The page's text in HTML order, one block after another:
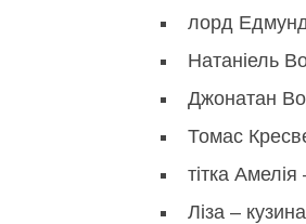
лорд
Натаніель
Джонатан
Томас
тітка Амелія
Ліза –